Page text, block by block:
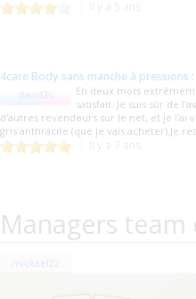
4care Body sans manche à pressions :
david2u
En deux mots
satisfait. Je suis sûr de
d'autres revendeurs sur le net, et je l'ai
gris anthracite (que je vais acheter).Je
Managers
mickael22